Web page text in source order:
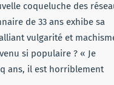
coqueluche des
de 33 ans exhibe sa
vulgarité et
si populaire ? « Je
ans, il est horriblement